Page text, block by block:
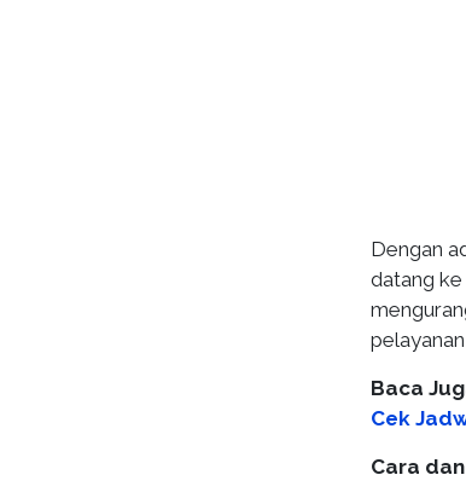
Dengan
datang ke
Baca
Cek
Cara